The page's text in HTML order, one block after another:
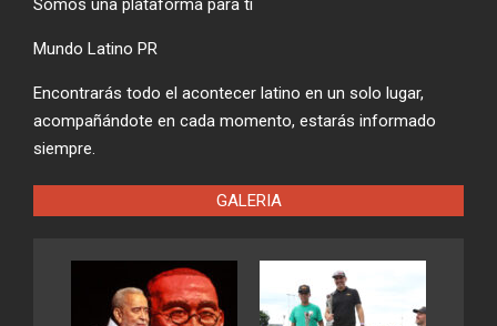
Mundo Latino PR
Encontrarás todo el acontecer latino en un solo lugar,
acompañándote en cada momento, estarás informado
siempre.
GALERIA